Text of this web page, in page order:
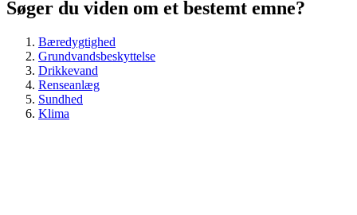
Søger du viden om et bestemt emne?
Bæredygtighed
Grundvandsbeskyttelse
Drikkevand
Renseanlæg
Sundhed
Klima